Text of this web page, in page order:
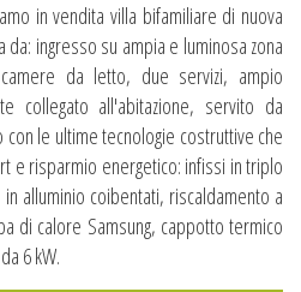
in vendita villa bifamiliare di nuova
ingresso su ampia e luminosa zona
da letto, due servizi, ampio
collegato all'abitazione, servito da
con le ultime tecnologie costruttive che
e risparmio energetico: infissi in triplo
alluminio coibentati, riscaldamento a
di calore Samsung, cappotto termico
6 kW.